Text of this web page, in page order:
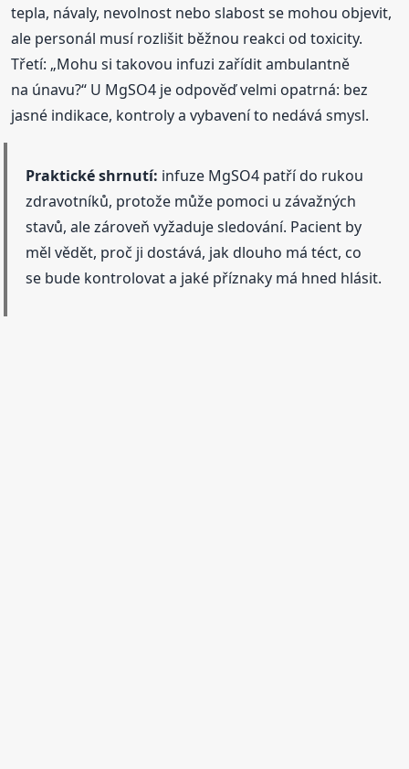
tepla, návaly, nevolnost nebo slabost se mohou objevit,
ale personál musí rozlišit běžnou reakci od toxicity.
Třetí: „Mohu si takovou infuzi zařídit ambulantně
na únavu?“ U MgSO4 je odpověď velmi opatrná: bez
jasné indikace, kontroly a vybavení to nedává smysl.
Praktické shrnutí: infuze MgSO4 patří do rukou
zdravotníků, protože může pomoci u závažných
stavů, ale zároveň vyžaduje sledování. Pacient by
měl vědět, proč ji dostává, jak dlouho má téct, co
se bude kontrolovat a jaké příznaky má hned hlásit.